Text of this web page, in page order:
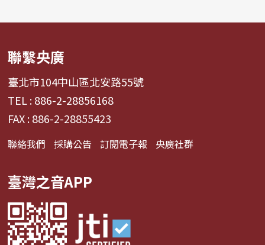
聯繫央廣
臺北市104中山區北安路55號
TEL : 886-2-28856168
FAX : 886-2-28855423
聯絡我們 採購公告 訂閱電子報 央廣社群
臺灣之音APP